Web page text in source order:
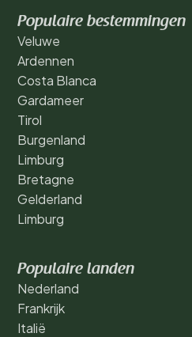
Populaire bestemmingen
Veluwe
Ardennen
Costa Blanca
Gardameer
Tirol
Burgenland
Limburg
Bretagne
Gelderland
Limburg
Populaire landen
Nederland
Frankrijk
Italië